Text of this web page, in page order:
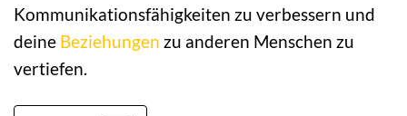
Kommunikationsfähigkeiten zu verbessern und
deine Beziehungen zu anderen Menschen zu
vertiefen.